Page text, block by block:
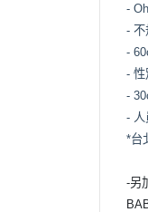
-
- 不
-
- 性
-
- 人
*台
-另